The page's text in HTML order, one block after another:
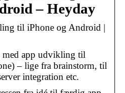
– Heyday
til iPhone og Android |
med app udvikling til
– lige fra brainstorm, til
integration etc.